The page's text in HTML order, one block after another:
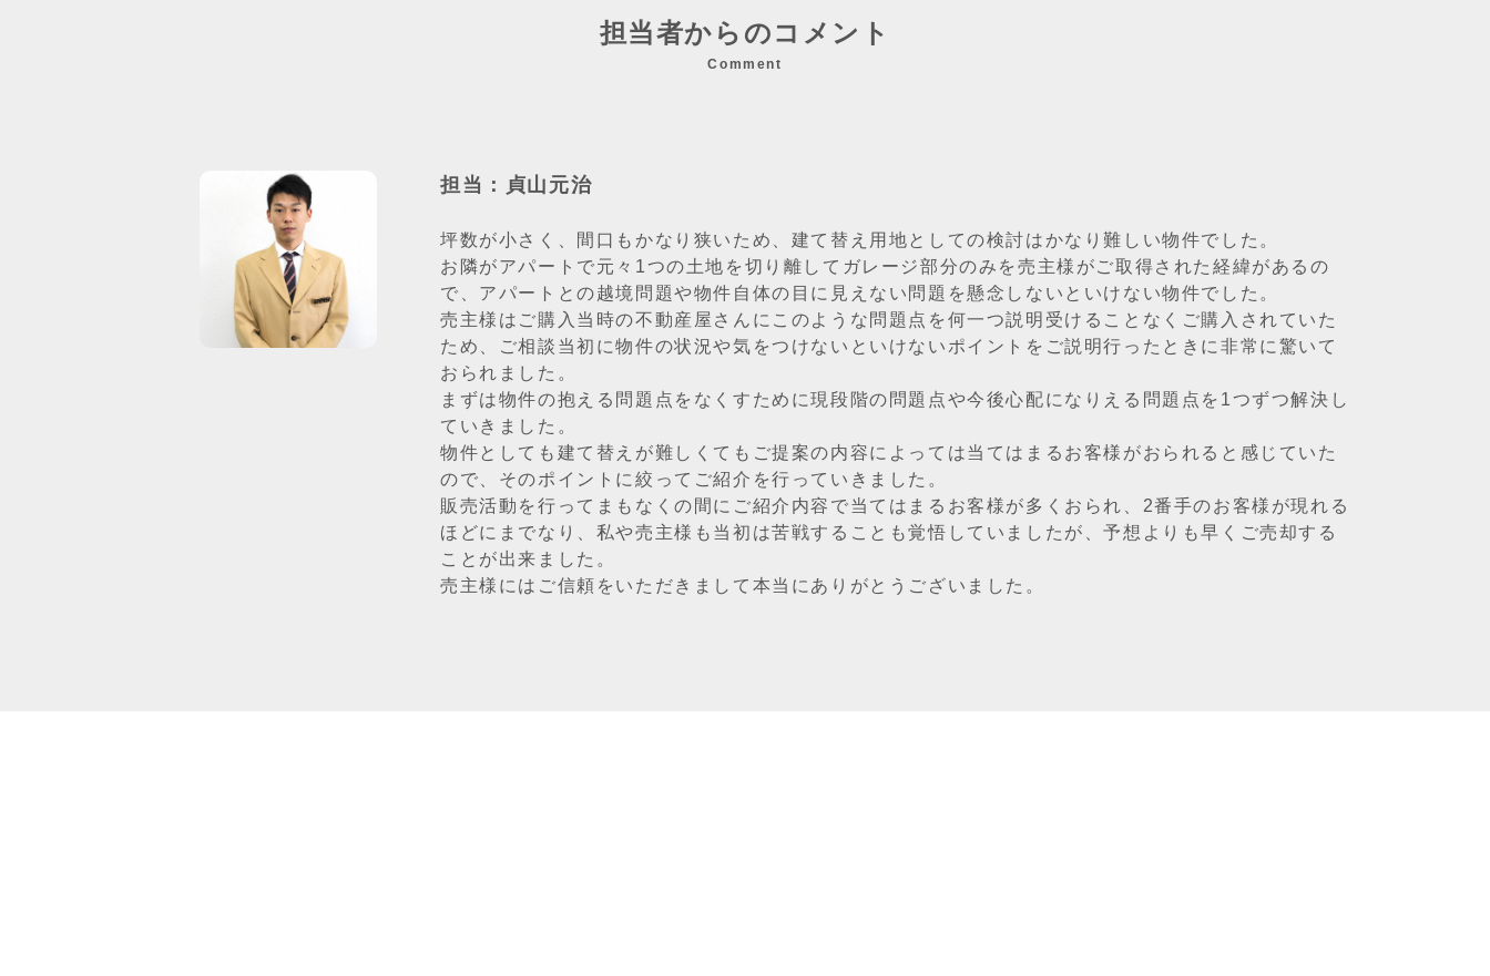
担当者からのコメント
Comment
担当：貞山元治
坪数が小さく、間口もかなり狭いため、建て替え用地としての検討はかなり難しい物件でした。
お隣がアパートで元々1つの土地を切り離してガレージ部分のみを売主様がご取得された経緯があるの
で、アパートとの越境問題や物件自体の目に見えない問題を懸念しないといけない物件でした。
売主様はご購入当時の不動産屋さんにこのような問題点を何一つ説明受けることなくご購入されていた
ため、ご相談当初に物件の状況や気をつけないといけないポイントをご説明行ったときに非常に驚いて
おられました。
まずは物件の抱える問題点をなくすために現段階の問題点や今後心配になりえる問題点を1つずつ解決し
ていきました。
物件としても建て替えが難しくてもご提案の内容によっては当てはまるお客様がおられると感じていた
ので、そのポイントに絞ってご紹介を行っていきました。
販売活動を行ってまもなくの間にご紹介内容で当てはまるお客様が多くおられ、2番手のお客様が現れる
ほどにまでなり、私や売主様も当初は苦戦することも覚悟していましたが、予想よりも早くご売却する
ことが出来ました。
売主様にはご信頼をいただきまして本当にありがとうございました。